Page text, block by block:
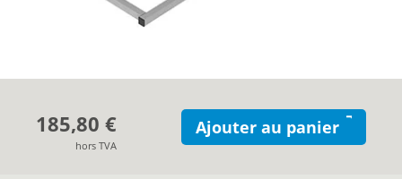
185,80 €
hors TVA
Ajouter au panier